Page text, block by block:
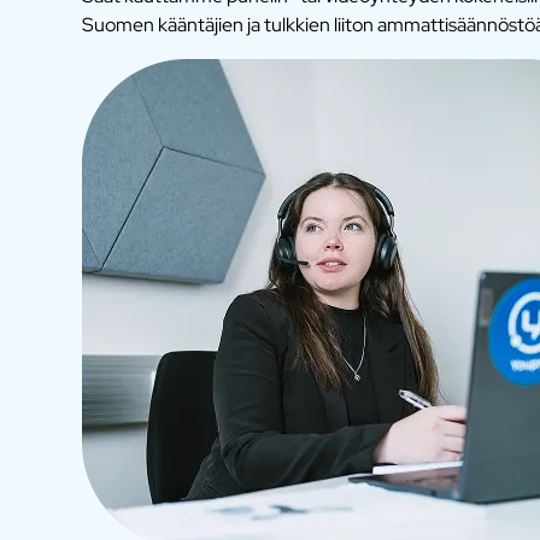
Suomen kääntäjien ja tulkkien liiton